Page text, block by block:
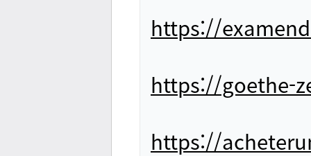
https://
https://goethe-
https://